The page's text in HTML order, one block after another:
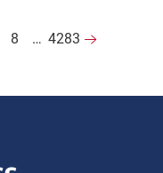
8 … 4283